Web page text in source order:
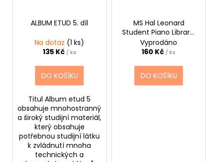
ALBUM ETUD 5. díl
Na dotaz (1 ks)
135 Kč / ks
DO KOŠÍKU
Titul Album etud 5
obsahuje mnohostranný
a široký studijní materiál,
který obsahuje
potřebnou studijní látku
k zvládnutí mnoha
technických a
MS Hal Leonard
Student Piano Library:
Piano Practice Games
Book 1
Vyprodáno
160 Kč / ks
DO KOŠÍKU